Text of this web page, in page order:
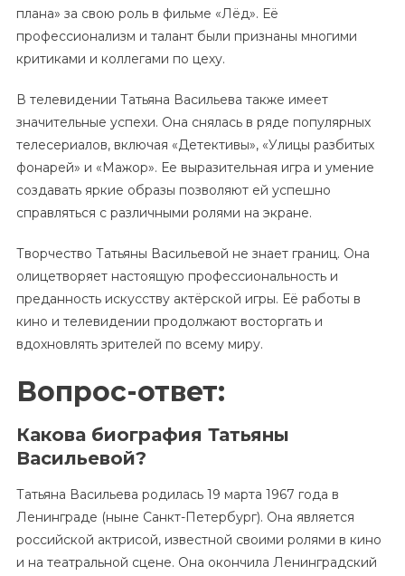
плана» за свою роль в фильме «Лёд». Её
профессионализм и талант были признаны многими
критиками и коллегами по цеху.
В телевидении Татьяна Васильева также имеет
значительные успехи. Она снялась в ряде популярных
телесериалов, включая «Детективы», «Улицы разбитых
фонарей» и «Мажор». Ее выразительная игра и умение
создавать яркие образы позволяют ей успешно
справляться с различными ролями на экране.
Творчество Татьяны Васильевой не знает границ. Она
олицетворяет настоящую профессиональность и
преданность искусству актёрской игры. Её работы в
кино и телевидении продолжают восторгать и
вдохновлять зрителей по всему миру.
Вопрос-ответ:
Какова биография Татьяны
Васильевой?
Татьяна Васильева родилась 19 марта 1967 года в
Ленинграде (ныне Санкт-Петербург). Она является
российской актрисой, известной своими ролями в кино
и на театральной сцене. Она окончила Ленинградский